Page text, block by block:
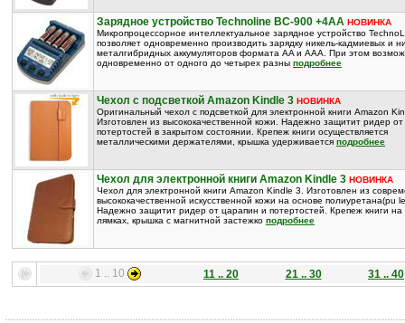
Зарядное устройство Technoline BC-900 +4AA НОВИНКА
Микропроцессорное интеллектуальное зарядное устройство
позволяет одновременно производить зарядку никель-кадмиевых и
металгибридных аккумуляторов формата AA и AAA. При этом
одновременно от одного до четырех разны подробнее
Чехол с подсветкой Amazon Kindle 3 НОВИНКА
Оригинальный чехол с подсветкой для электронной книги Amazon
Изготовлен из высококачественной кожи. Надежно защитит ридер
потертостей в закрытом состоянии. Крепеж книги осуществляется
металлическими держателями, крышка удерживается подробнее
Чехол для электронной книги Amazon Kindle 3 НОВИНКА
Чехол для электронной книги Amazon Kindle 3. Изготовлен из
высококачественной искусственной кожи на основе полиуретана(pu
Надежно защитит ридер от царапин и потертостей. Крепеж книги на
лямках, крышка с магнитной застежко подробнее
1 .. 10 11 .. 20 21 .. 30 31 .. 40